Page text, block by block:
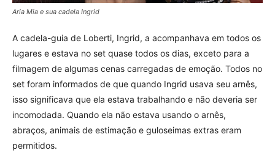
Aria Mia e sua cadela Ingrid
A cadela-guia de Loberti, Ingrid, a acompanhava em todos os
lugares e estava no set quase todos os dias, exceto para a
filmagem de algumas cenas carregadas de emoção. Todos no
set foram informados de que quando Ingrid usava seu arnês,
isso significava que ela estava trabalhando e não deveria ser
incomodada. Quando ela não estava usando o arnês,
abraços, animais de estimação e guloseimas extras eram
permitidos.